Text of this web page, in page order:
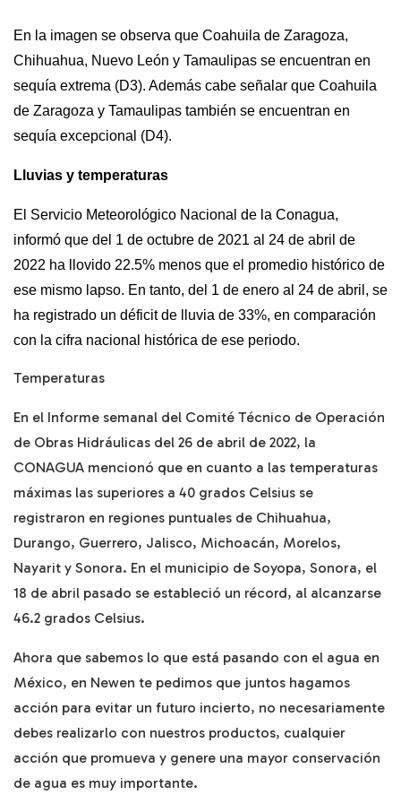
En la imagen se observa que Coahuila de Zaragoza,
Chihuahua, Nuevo León y Tamaulipas se encuentran en
sequía extrema (D3). Además cabe señalar que Coahuila
de Zaragoza y Tamaulipas también se encuentran en
sequía excepcional (D4).
Lluvias y temperaturas
El Servicio Meteorológico Nacional de la Conagua,
informó que del 1 de octubre de 2021 al 24 de abril de
2022 ha llovido 22.5% menos que el promedio histórico de
ese mismo lapso. En tanto, del 1 de enero al 24 de abril, se
ha registrado un déficit de lluvia de 33%, en comparación
con la cifra nacional histórica de ese periodo.
Temperaturas
En el Informe semanal del Comité Técnico de Operación
de Obras Hidráulicas del 26 de abril de 2022, la
CONAGUA mencionó que en cuanto a las temperaturas
máximas las superiores a 40 grados Celsius se
registraron en regiones puntuales de Chihuahua,
Durango, Guerrero, Jalisco, Michoacán, Morelos,
Nayarit y Sonora. En el municipio de Soyopa, Sonora, el
18 de abril pasado se estableció un récord, al alcanzarse
46.2 grados Celsius.
Ahora que sabemos lo que está pasando con el agua en
México, en Newen te pedimos que juntos hagamos
acción para evitar un futuro incierto, no necesariamente
debes realizarlo con nuestros productos, cualquier
acción que promueva y genere una mayor conservación
de agua es muy importante.